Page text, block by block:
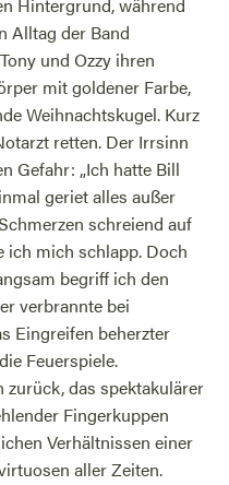
Hintergrund, während
Alltag der Band
und Ozzy ihren
mit goldener Farbe,
Weihnachtskugel. Kurz
retten. Der Irrsinn
Gefahr: „Ich hatte Bill
geriet alles außer
schreiend auf
ich mich schlapp. Doch
begriff ich den
verbrannte bei
Eingreifen beherzter
Feuerspiele.
zurück, das spektakulärer
Fingerkuppen
Verhältnissen einer
aller Zeiten.